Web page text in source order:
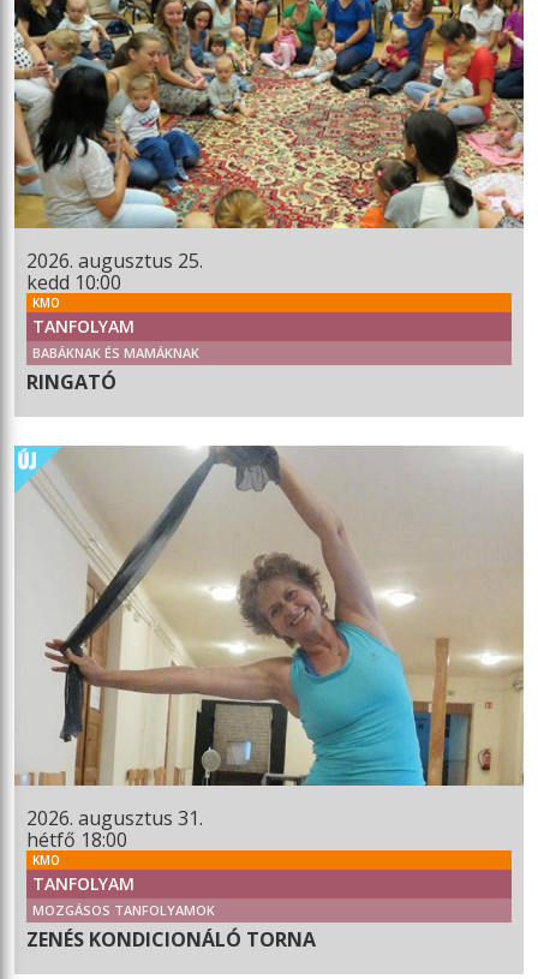
2026. augusztus 25.
kedd 10:00
KMO
TANFOLYAM
BABÁKNAK ÉS MAMÁKNAK
RINGATÓ
2026. augusztus 31.
hétfő 18:00
KMO
TANFOLYAM
MOZGÁSOS TANFOLYAMOK
ZENÉS KONDICIONÁLÓ TORNA